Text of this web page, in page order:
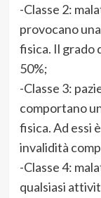
-Classe 2:
provocano
fisica. Il grado
50%;
-Classe 3:
comportano
fisica. Ad essi
invalidità
-Classe 4:
qualsiasi